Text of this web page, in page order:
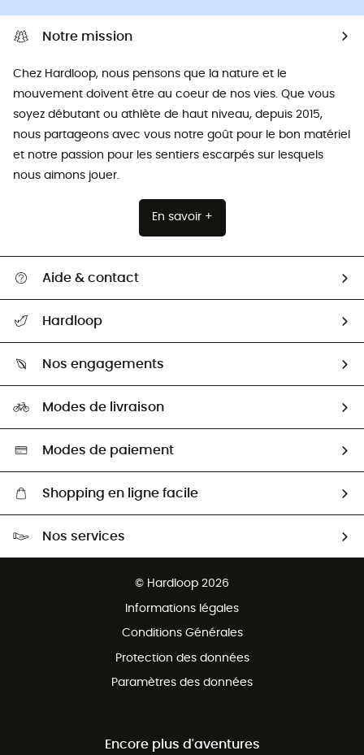
Notre mission
Chez Hardloop, nous pensons que la nature et le
mouvement doivent être au coeur de nos vies. Que vous
soyez débutant ou athlète de haut niveau, depuis 2015,
nous partageons avec vous notre goût pour le bon matériel
et notre passion pour les sentiers escarpés sur lesquels
nous aimons jouer.
En savoir +
Aide & contact
Retour & remboursement
Guide des tailles
Seconde Main
Aide & Contact
Hardloop
HardGuides
Nos engagements
Sélection éco-responsable
Modes de livraison
Modes de paiement
Shopping en ligne facile
Nos services
© Hardloop 2026
Informations légales
Conditions Générales
Protection des données
Paramètres des données
Encore plus d'aventures